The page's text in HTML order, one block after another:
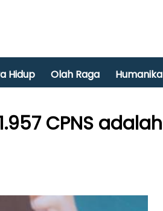
Hidup Olah Raga Humanika
CPNS adalah